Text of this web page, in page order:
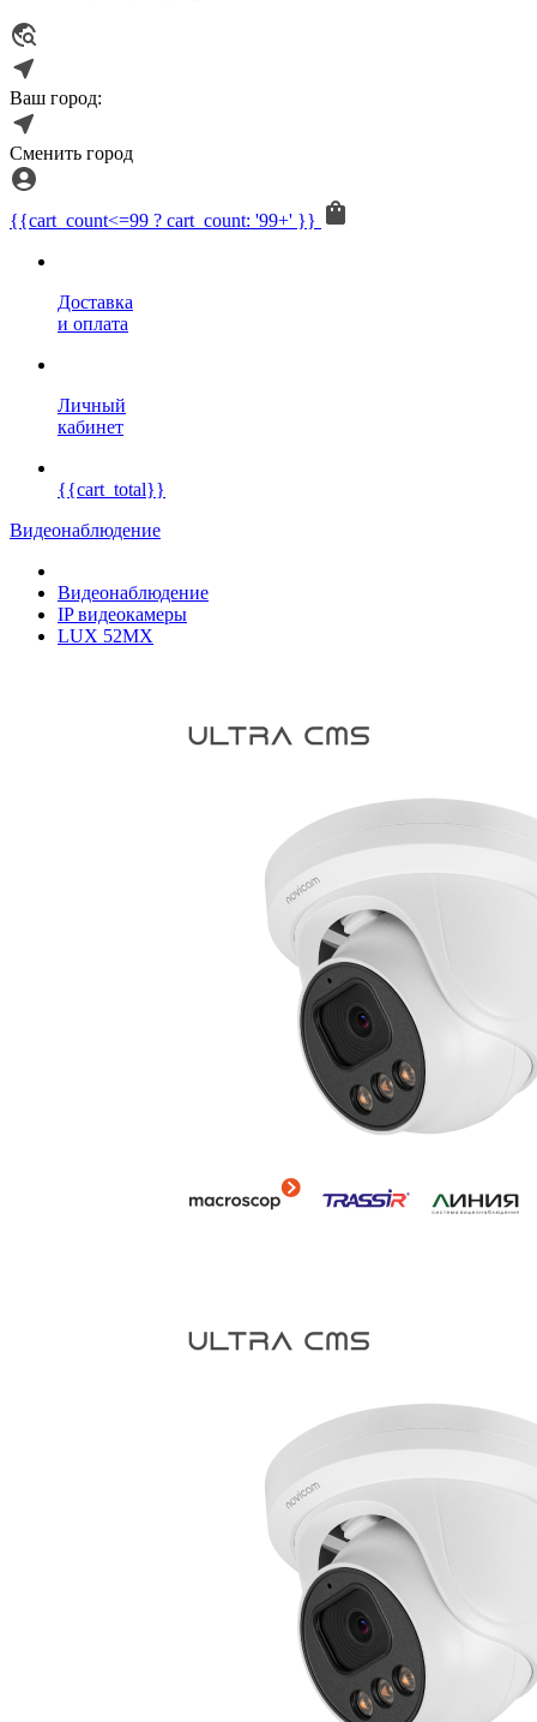
Ваш город:
Сменить город
{{cart_count<=99 ? cart_count: '99+' }}
Доставка
и оплата
Личный
кабинет
{{cart_total}}
Видеонаблюдение
Видеонаблюдение
IP видеокамеры
LUX 52MX